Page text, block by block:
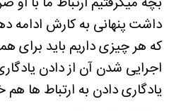
داشت پنهانی به کارش ادامه
که هر چیزی داریم باید برای
اجرایی شدن آن از دادن
یادگاری دادن به ارتباط ها